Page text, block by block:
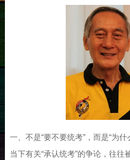
一、不是“要不要统考”，而是“为什
当下有关“承认统考”的争论，往往